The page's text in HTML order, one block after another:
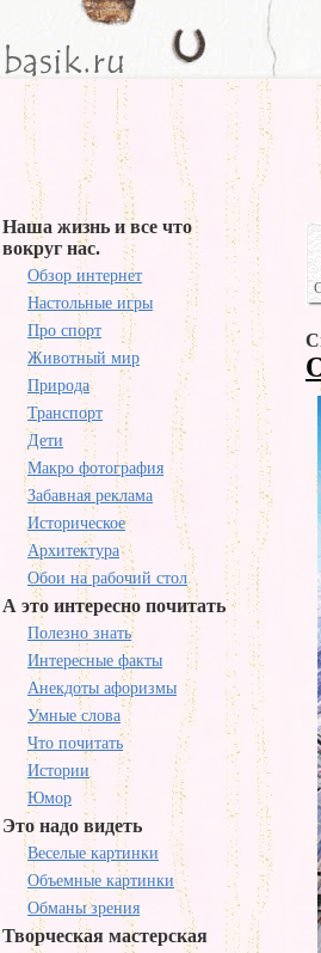
Наша жизнь и все что
вокруг нас.
Обзор интернет
Настольные игры
Про спорт
Животный мир
Природа
Транспорт
Дети
Макро фотография
Забавная реклама
Историческое
Архитектура
Обои на рабочий стол
А это интересно почитать
Полезно знать
Интересные факты
Анекдоты афоризмы
Умные слова
Что почитать
Истории
Юмор
Это надо видеть
Веселые картинки
Объемные картинки
Обманы зрения
Творческая мастерская